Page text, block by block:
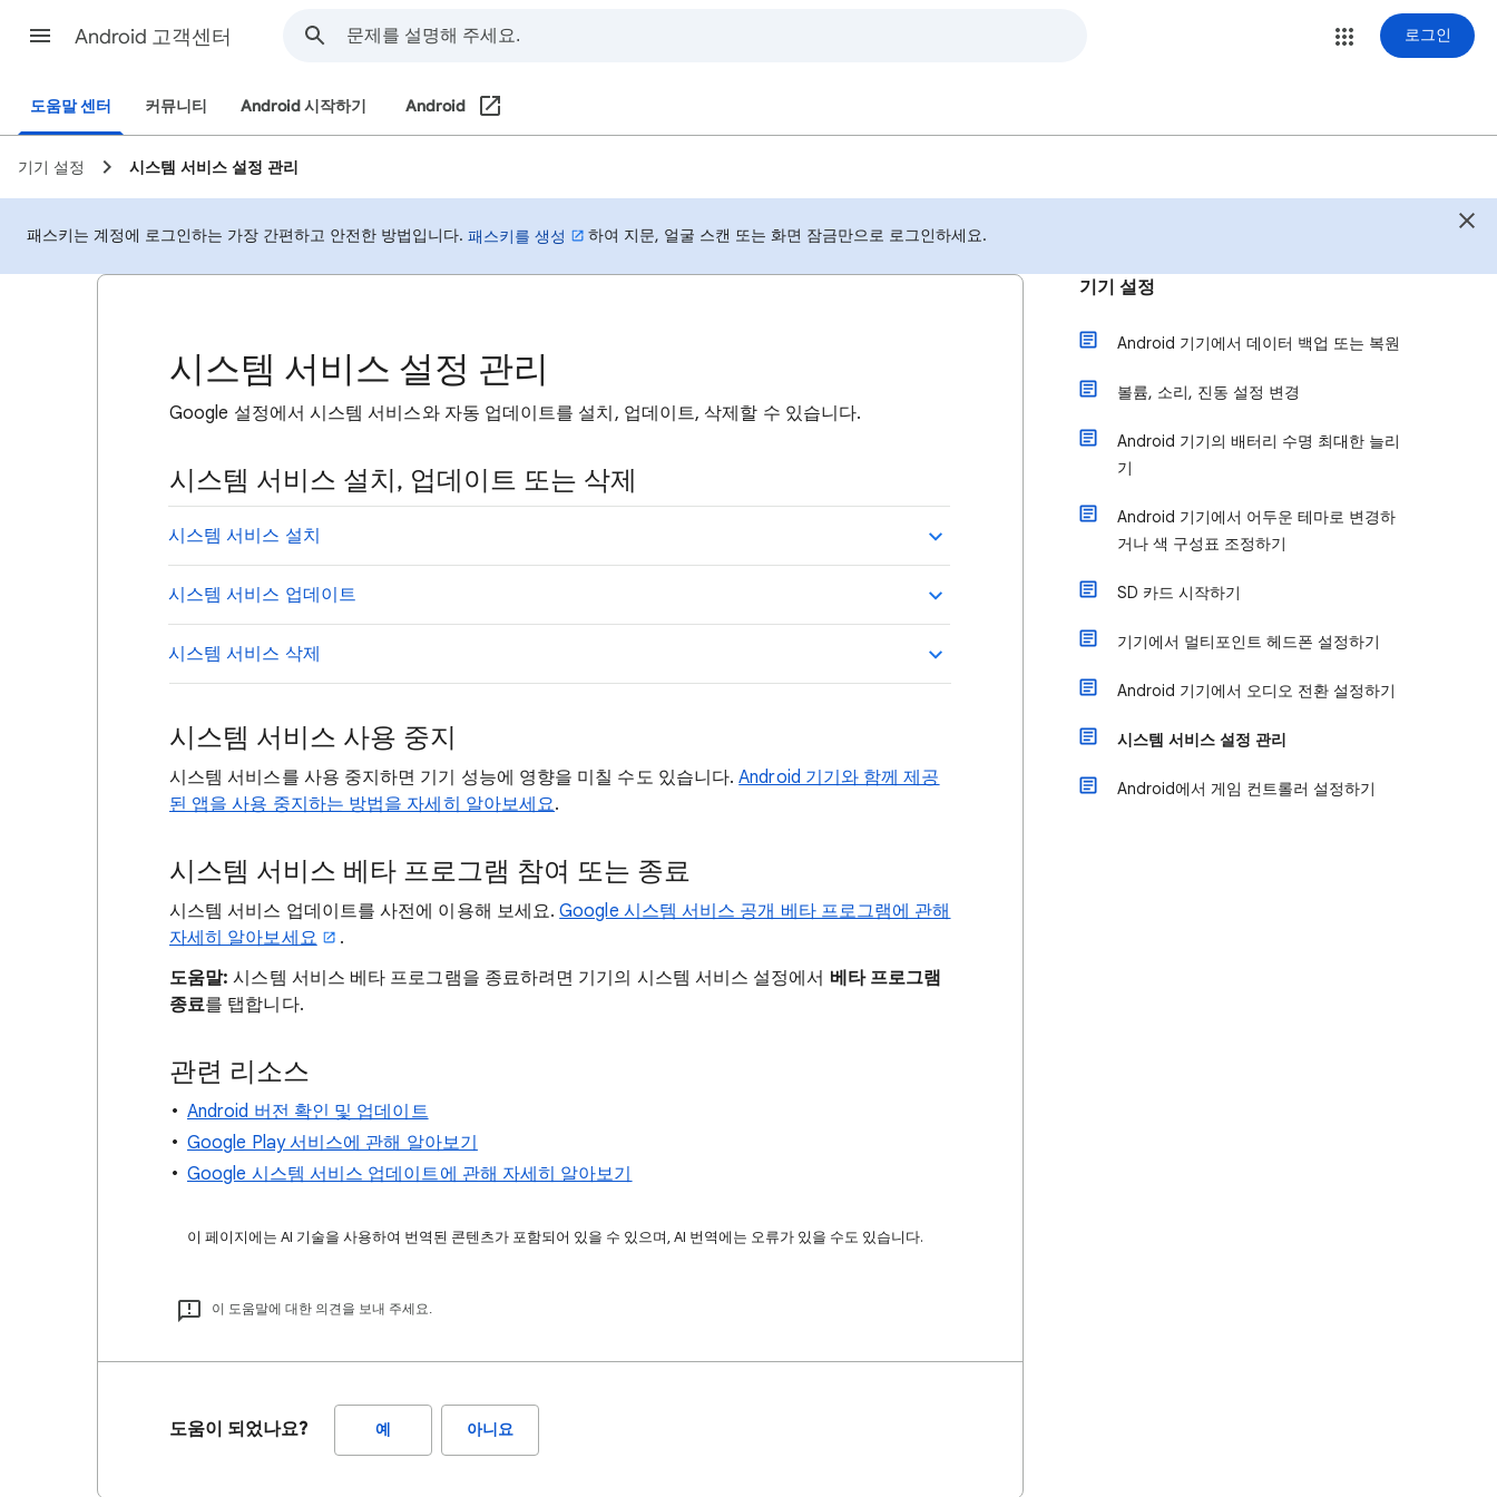
Android 고객센터 로그인
도움말 센터 커뮤니티 Android 시작하기 Android
기기 설정 시스템 서비스 설정 관리
패스키는 계정에 로그인하는 가장 간편하고 안전한 방법입니다. 패스키를 생성 하여 지문, 얼굴 스캔 또는 화면 잠금만으로 로그인하세요.
시스템 서비스 설정 관리
Google 설정에서 시스템 서비스와 자동 업데이트를 설치, 업데이트, 삭제할 수 있습니다.
시스템 서비스 설치, 업데이트 또는 삭제
시스템 서비스 설치
시스템 서비스 업데이트
시스템 서비스 삭제
시스템 서비스 사용 중지
시스템 서비스를 사용 중지하면 기기 성능에 영향을 미칠 수도 있습니다.Android 기기와 함께 제공
된 앱을 사용 중지하는 방법을 자세히 알아보세요.
시스템 서비스 베타 프로그램 참여 또는 종료
시스템 서비스 업데이트를 사전에 이용해 보세요.Google 시스템 서비스 공개 베타 프로그램에 관해
자세히 알아보세요
.
도움말: 시스템 서비스 베타 프로그램을 종료하려면 기기의 시스템 서비스 설정에서 베타 프로그램
종료를 탭합니다.
관련 리소스
Android 버전 확인 및 업데이트
Google Play 서비스에 관해 알아보기
Google 시스템 서비스 업데이트에 관해 자세히 알아보기
이 페이지에는 AI 기술을 사용하여 번역된 콘텐츠가 포함되어 있을 수 있으며, AI 번역에는 오류가 있을 수도 있습니다.
이 도움말에 대한 의견을 보내 주세요.
도움이 되었나요? 예 아니요
기기 설정
Android 기기에서 데이터 백업 또는 복원
볼륨, 소리, 진동 설정 변경
Android 기기의 배터리 수명 최대한 늘리
기
Android 기기에서 어두운 테마로 변경하
거나 색 구성표 조정하기
SD 카드 시작하기
기기에서 멀티포인트 헤드폰 설정하기
Android 기기에서 오디오 전환 설정하기
시스템 서비스 설정 관리
Android에서 게임 컨트롤러 설정하기